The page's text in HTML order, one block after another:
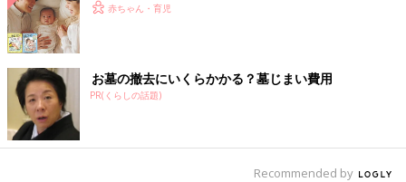
こうすることによって、どこで買ったのか特定されづらくなりま
すし、それぞれのブラントのいいとこ取りができて、こなれ感も
高まります！
安いだけでなく、かわいいアイテムが続々登場するファストファ
ッション。上手に取り入れてもっとファッションを楽しみましょ
う♪
関連：【体験ルポ】働くママの間で話題のファッションレンタル
赤ちゃん・育児
お墓の撤去にいくらかかる？墓じまい費用
PR(くらしの話題)
Recommended by